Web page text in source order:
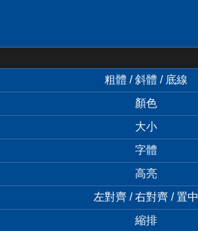
粗體 / 斜體 / 底線
顏色
大小
字體
高亮
左對齊 / 右對齊 / 置中
縮排